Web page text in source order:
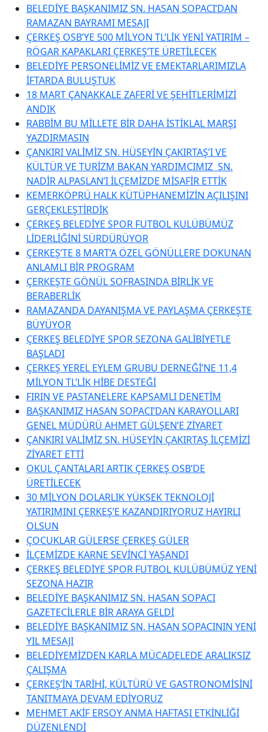
BELEDİYE BAŞKANIMIZ SN. HASAN SOPACI’DAN
RAMAZAN BAYRAMI MESAJI
ÇERKEŞ OSB’YE 500 MİLYON TL’LİK YENİ YATIRIM –
RÖGAR KAPAKLARI ÇERKEŞ’TE ÜRETİLECEK
BELEDİYE PERSONELİMİZ VE EMEKTARLARIMIZLA
İFTARDA BULUŞTUK
18 MART ÇANAKKALE ZAFERİ VE ŞEHİTLERİMİZİ
ANDIK
RABBİM BU MİLLETE BİR DAHA İSTİKLAL MARŞI
YAZDIRMASIN
ÇANKIRI VALİMİZ SN. HÜSEYİN ÇAKIRTAŞ’I VE
KÜLTÜR VE TURİZM BAKAN YARDIMCIMIZ SN.
NADİR ALPASLAN’I İLÇEMİZDE MİSAFİR ETTİK
KEMERKÖPRÜ HALK KÜTÜPHANEMİZİN AÇILIŞINI
GERÇEKLEŞTİRDİK
ÇERKEŞ BELEDİYE SPOR FUTBOL KULÜBÜMÜZ
LİDERLİĞİNİ SÜRDÜRÜYOR
ÇERKEŞ’TE 8 MART’A ÖZEL GÖNÜLLERE DOKUNAN
ANLAMLI BİR PROGRAM
ÇERKEŞTE GÖNÜL SOFRASINDA BİRLİK VE
BERABERLİK
RAMAZANDA DAYANIŞMA VE PAYLAŞMA ÇERKEŞTE
BÜYÜYOR
ÇERKEŞ BELEDİYE SPOR SEZONA GALİBİYETLE
BAŞLADI
ÇERKEŞ YEREL EYLEM GRUBU DERNEĞİ’NE 11,4
MİLYON TL’LİK HİBE DESTEĞİ
FIRIN VE PASTANELERE KAPSAMLI DENETİM
BAŞKANIMIZ HASAN SOPACI’DAN KARAYOLLARI
GENEL MÜDÜRÜ AHMET GÜLŞEN’E ZİYARET
ÇANKIRI VALİMİZ SN. HÜSEYİN ÇAKIRTAŞ İLÇEMİZİ
ZİYARET ETTİ
OKUL ÇANTALARI ARTIK ÇERKEŞ OSB’DE
ÜRETİLECEK
30 MİLYON DOLARLIK YÜKSEK TEKNOLOJİ
YATIRIMINI ÇERKEŞ’E KAZANDIRIYORUZ HAYIRLI
OLSUN
ÇOCUKLAR GÜLERSE ÇERKEŞ GÜLER
İLÇEMİZDE KARNE SEVİNCİ YAŞANDI
ÇERKEŞ BELEDİYE SPOR FUTBOL KULÜBÜMÜZ YENİ
SEZONA HAZIR
BELEDİYE BAŞKANIMIZ SN. HASAN SOPACI
GAZETECİLERLE BİR ARAYA GELDİ
BELEDİYE BAŞKANIMIZ SN. HASAN SOPACININ YENİ
YIL MESAJI
BELEDİYEMİZDEN KARLA MÜCADELEDE ARALIKSIZ
ÇALIŞMA
ÇERKEŞ’İN TARİHİ, KÜLTÜRÜ VE GASTRONOMİSİNİ
TANITMAYA DEVAM EDİYORUZ
MEHMET AKİF ERSOY ANMA HAFTASI ETKİNLİĞİ
DÜZENLENDİ